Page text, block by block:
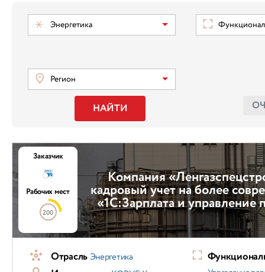
Энергетика
Регион
НАЙТИ
Компания
кадровый учет на более
«1С:Зарплата и управление
Заказчик
Рабочих мест
200
ОтрасльЭнергетика